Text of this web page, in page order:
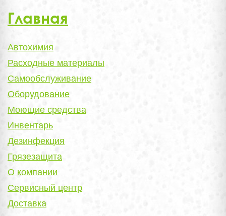
Главная
Автохимия
Расходные материалы
Самообслуживание
Оборудование
Моющие средства
Инвентарь
Дезинфекция
Грязезащита
О компании
Сервисный центр
Доставка